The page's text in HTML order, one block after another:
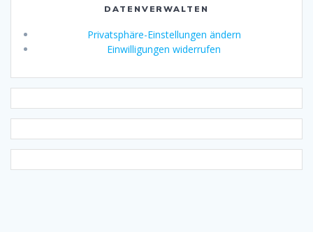
DATENVERWALTEN
Privatsphäre-Einstellungen ändern
Einwilligungen widerrufen